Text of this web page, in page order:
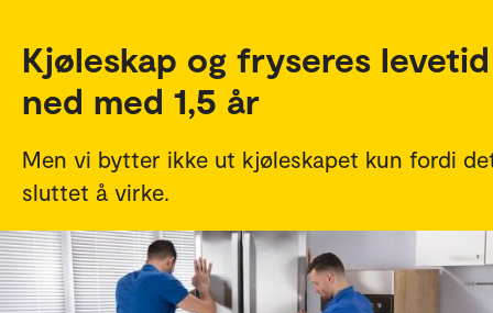
Kjøleskap og fryseres levetid
ned med 1,5 år
Men vi bytter ikke ut kjøleskapet kun fordi
sluttet å virke.